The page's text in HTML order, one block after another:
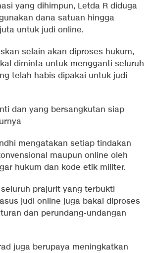
yang dihimpun, Letda R diduga
dana satuan hingga
untuk judi online.
selain akan diproses hukum,
diminta untuk mengganti seluruh
telah habis dipakai untuk judi
dan yang bersangkutan siap
mengatakan setiap tindakan
maupun online oleh
hukum dan kode etik militer.
prajurit yang terbukti
judi online juga bakal diproses
dan perundang-undangan
juga berupaya meningkatkan